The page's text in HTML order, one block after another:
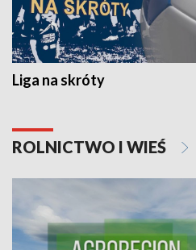
Liga na skróty
ROLNICTWO I WIEŚ